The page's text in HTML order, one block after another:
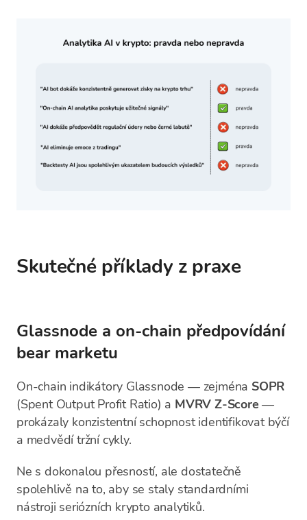
Skutečné příklady z praxe
Glassnode a on-chain předpovídání
bear marketu
On-chain indikátory Glassnode — zejména SOPR
(Spent Output Profit Ratio) a MVRV Z-Score —
prokázaly konzistentní schopnost identifikovat býčí
a medvědí tržní cykly.
Ne s dokonalou přesností, ale dostatečně
spolehlivě na to, aby se staly standardními
nástroji seriózních krypto analytiků.